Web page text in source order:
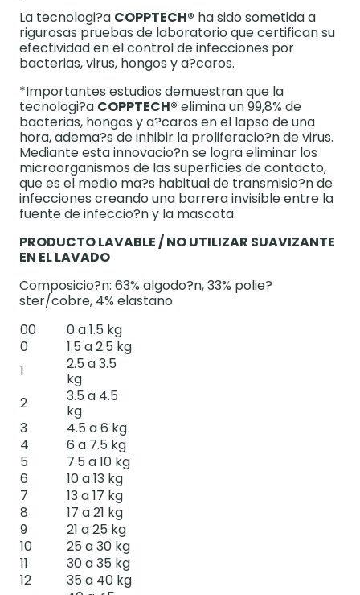
La tecnologi?a COPPTECH® ha sido sometida a
rigurosas pruebas de laboratorio que certifican su
efectividad en el control de infecciones por
bacterias, virus, hongos y a?caros.
*Importantes estudios demuestran que la
tecnologi?a COPPTECH® elimina un 99,8% de
bacterias, hongos y a?caros en el lapso de una
hora, adema?s de inhibir la proliferacio?n de virus.
Mediante esta innovacio?n se logra eliminar los
microorganismos de las superficies de contacto,
que es el medio ma?s habitual de transmisio?n de
infecciones creando una barrera invisible entre la
fuente de infeccio?n y la mascota.
PRODUCTO LAVABLE / NO UTILIZAR SUAVIZANTE
EN EL LAVADO
Composicio?n: 63% algodo?n, 33% polie?
ster/cobre, 4% elastano
00
0 a 1.5 kg
0
1.5 a 2.5 kg
1
2.5 a 3.5
kg
2
3.5 a 4.5
kg
3
4.5 a 6 kg
4
6 a 7.5 kg
5
7.5 a 10 kg
6
10 a 13 kg
7
13 a 17 kg
8
17 a 21 kg
9
21 a 25 kg
10
25 a 30 kg
11
30 a 35 kg
12
35 a 40 kg